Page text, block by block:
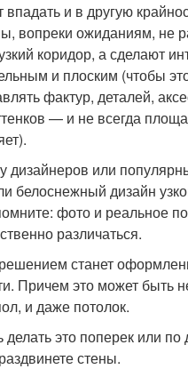
впадать и в другую
вопреки ожиданиям, не
коридор, а сделают
и плоским (чтобы
фактур, деталей,
— и не всегда
дизайнеров или
белоснежный дизайн
фото и реальное
различаться.
станет
Причем это может быть
и даже потолок.
делать это поперек или по
стены.